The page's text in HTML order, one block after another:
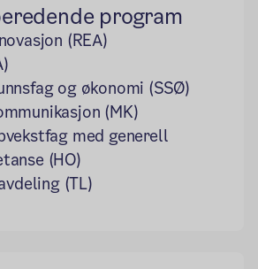
program
(REA)
og økonomi (SSØ)
(MK)
med generell
(HO)
(TL)